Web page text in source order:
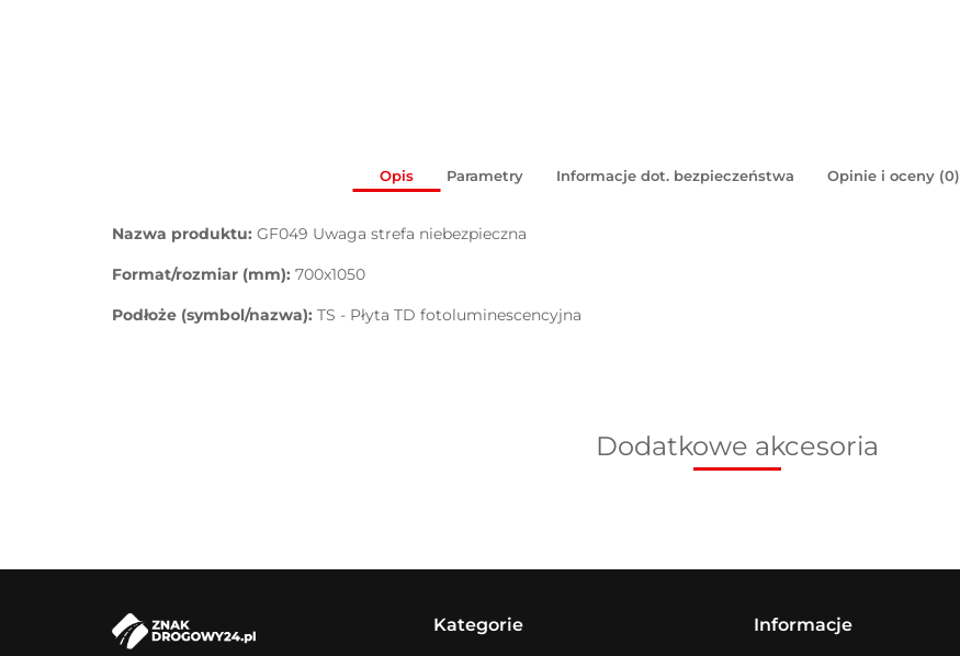
Opis Parametry Informacje dot. bezpieczeństwa Opinie i oceny (0)
Nazwa produktu: GF049 Uwaga strefa niebezpieczna
Format/rozmiar (mm): 700x1050
Podłoże (symbol/nazwa): TS - Płyta TD fotoluminescencyjna
Dodatkowe akcesoria
Kategorie Informacje